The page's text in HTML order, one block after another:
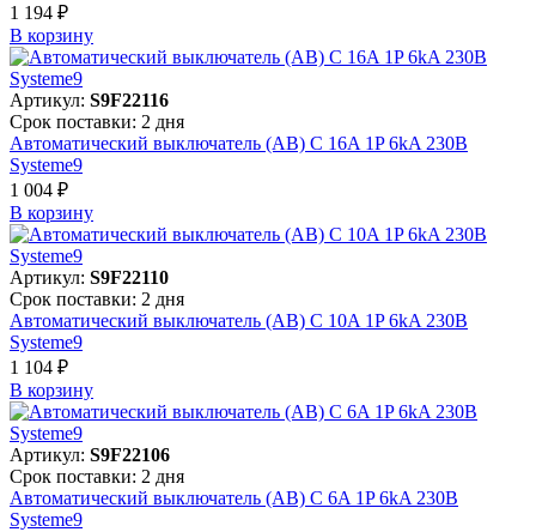
1 194 ₽
В корзинy
Артикул: S9F22116
Срок поставки: 2 дня
Автоматический выключатель (АВ) C 16A 1P 6kA 230В
Systeme9
1 004 ₽
В корзинy
Артикул: S9F22110
Срок поставки: 2 дня
Автоматический выключатель (АВ) C 10A 1P 6kA 230В
Systeme9
1 104 ₽
В корзинy
Артикул: S9F22106
Срок поставки: 2 дня
Автоматический выключатель (АВ) C 6A 1P 6kA 230В
Systeme9